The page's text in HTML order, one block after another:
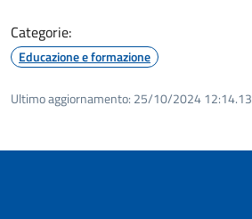
Categorie:
Educazione e formazione
Ultimo aggiornamento: 25/10/2024 12:14.13